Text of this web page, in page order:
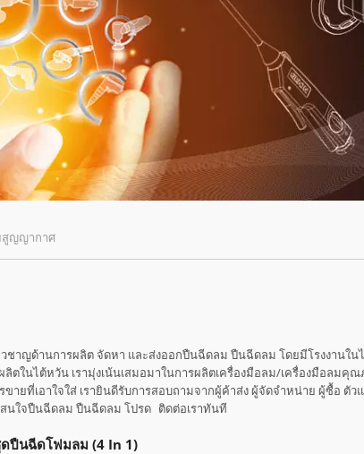
สูญญากาศ
ชาญด้านการผลิต จัดหา และส่งออกปืนฉีดลม ปืนฉีดลม โดยมีโรงงานใน
ลิตในไต้หวัน เรามุ่งเน้นเสมอมาในการผลิตเครื่องมือลม/เครื่องมือลมคุ
ายที่เอาใจใส่ เรายินดีรับการสอบถามจากผู้ค้าส่ง ผู้จัดจำหน่าย ผู้ซื้อ ตัว
นใจปืนฉีดลม ปืนฉีดลม โปรด ติดต่อเราทันที
ปืนฉีดโฟมลม (4 In 1)